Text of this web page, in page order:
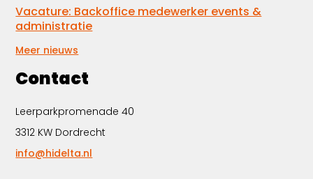
Vacature: Backoffice medewerker events &
administratie
Meer nieuws
Contact
Leerparkpromenade 40
3312 KW Dordrecht
info@hidelta.nl